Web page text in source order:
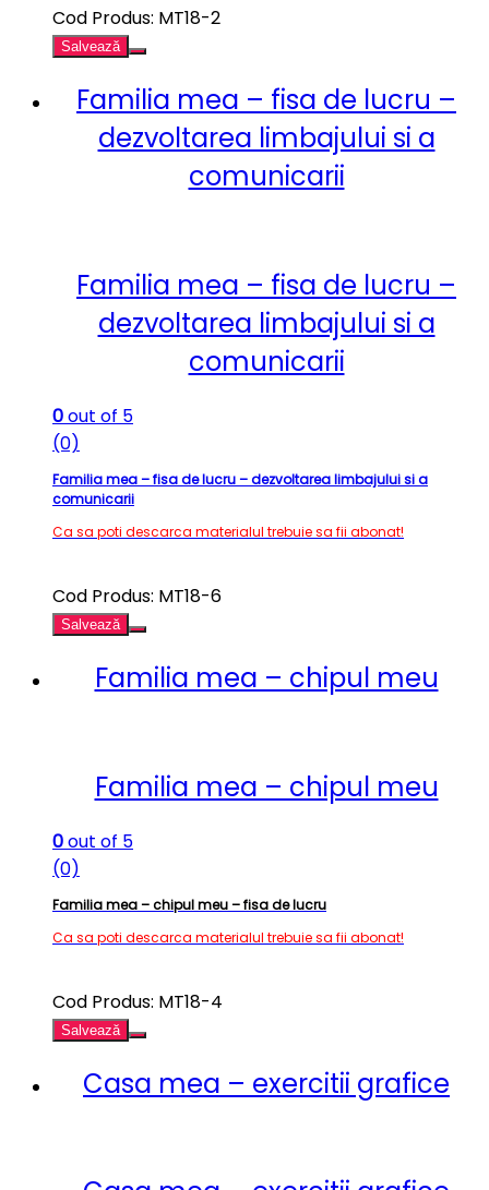
Cod Produs: MT18-2
Salvează
Familia mea – fisa de lucru –
dezvoltarea limbajului si a
comunicarii
Familia mea – fisa de lucru –
dezvoltarea limbajului si a
comunicarii
0out of 5
(0)
Familia mea – fisa de lucru – dezvoltarea limbajului si a
comunicarii
Ca sa poti descarca materialul trebuie sa fii abonat!
Cod Produs: MT18-6
Salvează
Familia mea – chipul meu
Familia mea – chipul meu
0out of 5
(0)
Familia mea – chipul meu – fisa de lucru
Ca sa poti descarca materialul trebuie sa fii abonat!
Cod Produs: MT18-4
Salvează
Casa mea – exercitii grafice